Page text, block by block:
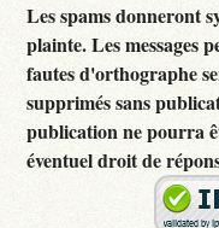
Les spams donneront
plainte. Les messages
fautes d'orthographe
supprimés sans
publication ne pourra
éventuel droit de